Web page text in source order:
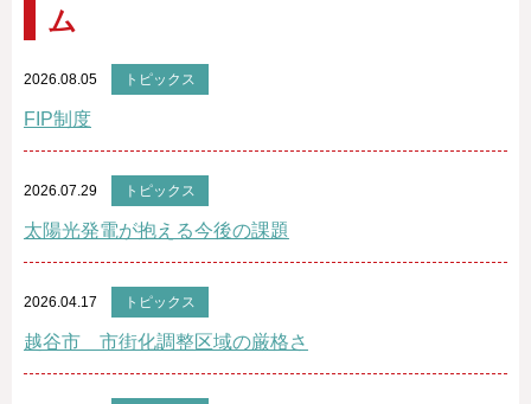
ム
2026.08.05 トピックス
FIP制度
2026.07.29 トピックス
太陽光発電が抱える今後の課題
2026.04.17 トピックス
越谷市 市街化調整区域の厳格さ